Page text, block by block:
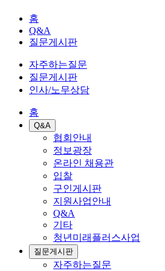
홈
Q&A
질문게시판
자주하는질문
질문게시판
인사/노무상담
홈
Q&A
협회안내
정보광장
온라인 채용관
입찰
구인게시판
지원사업안내
Q&A
기타
청년미래플러스사업
질문게시판
자주하는질문